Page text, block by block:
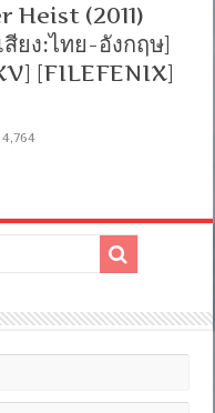
Heist (2011)
ยง:ไทย-อังกฤษ]
[FILEFENIX]
4,764